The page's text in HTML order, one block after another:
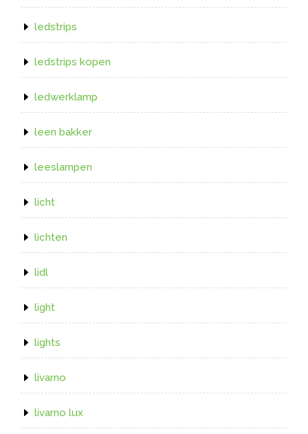
ledstrips
ledstrips kopen
ledwerklamp
leen bakker
leeslampen
licht
lichten
lidl
light
lights
livarno
livarno lux